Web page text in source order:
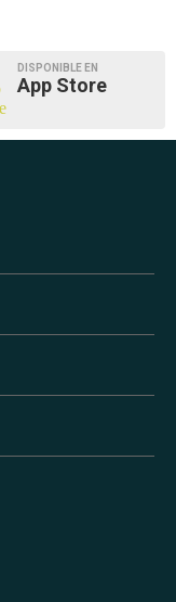
DISPONIBLE EN
App Store